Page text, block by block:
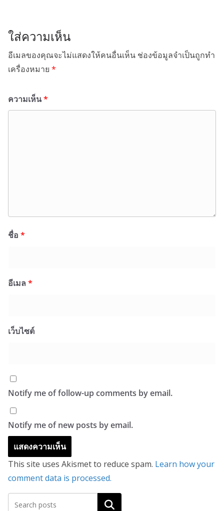
ใส่ความเห็น
อีเมลของคุณจะไม่แสดงให้คนอื่นเห็น ช่องข้อมูลจำเป็นถูกทำ
เครื่องหมาย *
ความเห็น*
ชื่อ *
อีเมล *
เว็บไซต์
Notify me of follow-up comments by email.
Notify me of new posts by email.
This site uses Akismet to reduce spam. Learn how your
comment data is processed.
ค้นหา